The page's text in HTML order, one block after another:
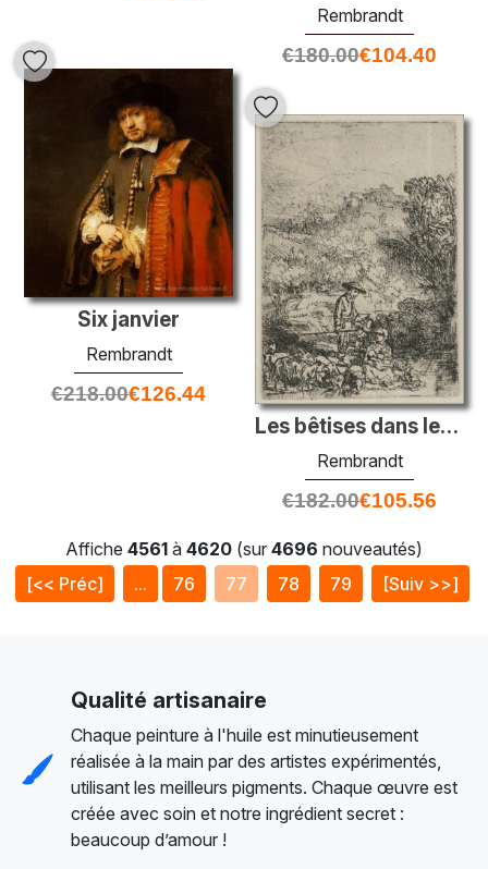
Rembrandt
€180.00€104.40
Six janvier
Rembrandt
€218.00€126.44
Les bêtises dans les bois
Rembrandt
€182.00€105.56
Affiche 4561 à 4620 (sur 4696 nouveautés)
[<< Préc]
... 76 77 78 79 [Suiv >>]
Qualité artisanaire
Chaque peinture à l'huile est minutieusement
réalisée à la main par des artistes expérimentés,
utilisant les meilleurs pigments. Chaque œuvre est
créée avec soin et notre ingrédient secret :
beaucoup d’amour !